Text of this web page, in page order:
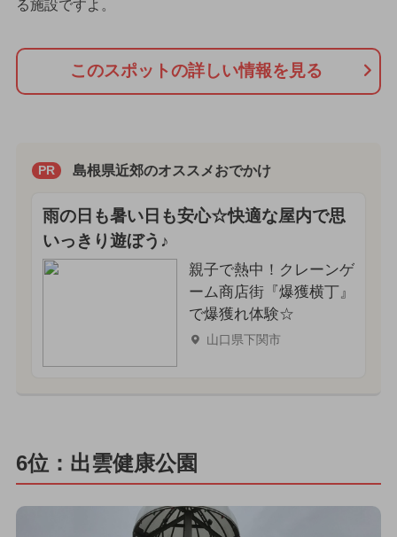
る施設ですよ。
このスポットの詳しい情報を見る
PR 島根県近郊のオススメおでかけ
雨の日も暑い日も安心☆快適な屋内で思
いっきり遊ぼう♪
親子で熱中！クレーンゲ
ーム商店街『爆獲横丁』
で爆獲れ体験☆
山口県下関市
6位：出雲健康公園